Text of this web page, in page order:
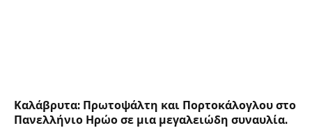
Καλάβρυτα: Πρωτοψάλτη και Πορτοκάλογλου στο
Πανελλήνιο Ηρώο σε μια μεγαλειώδη συναυλία.